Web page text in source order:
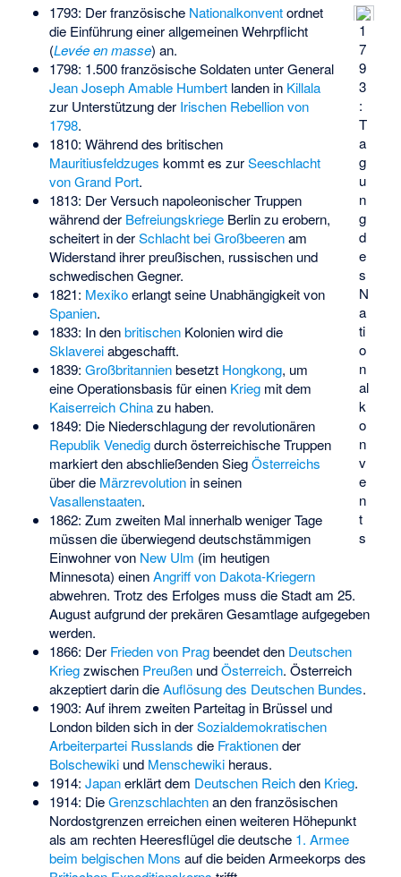
1
7
9
3
:
T
a
g
u
n
g
d
e
s
N
a
ti
o
n
al
k
o
n
v
e
n
t
s
1793: Der französische Nationalkonventordnet
die Einführung einer allgemeinen Wehrpflicht
(Levée en masse) an.
1798: 1.500 französische Soldaten unter General
Jean Joseph Amable Humbertlanden in Killala
zur Unterstützung der Irischen Rebellion von
1798.
1810: Während des britischen
Mauritiusfeldzuges kommt es zurSeeschlacht
von Grand Port.
1813: Der Versuch napoleonischer Truppen
während der BefreiungskriegeBerlin zu erobern,
scheitert in derSchlacht bei Großbeerenam
Widerstand ihrer preußischen, russischen und
schwedischen Gegner.
1821: Mexikoerlangt seine Unabhängigkeit von
Spanien.
1833: In denbritischenKolonien wird die
Sklavereiabgeschafft.
1839: Großbritannienbesetzt Hongkong, um
eine Operationsbasis für einen Kriegmit dem
Kaiserreich Chinazu haben.
1849: Die Niederschlagung der revolutionären
Republik Venedigdurch österreichische Truppen
markiert den abschließenden SiegÖsterreichs
über die Märzrevolutionin seinen
Vasallenstaaten.
1862: Zum zweiten Mal innerhalb weniger Tage
müssen die überwiegend deutschstämmigen
Einwohner von New Ulm (im heutigen
Minnesota) einenAngriff von Dakota-Kriegern
abwehren. Trotz des Erfolges muss die Stadt am 25.
August aufgrund der prekären Gesamtlage aufgegeben
werden.
1866: Der Frieden von Pragbeendet den Deutschen
Kriegzwischen PreußenundÖsterreich. Österreich
akzeptiert darin dieAuflösung des Deutschen Bundes.
1903: Auf ihrem zweiten Parteitag in Brüssel und
London bilden sich in derSozialdemokratischen
Arbeiterpartei Russlands die Fraktionender
Bolschewikiund Menschewikiheraus.
1914: Japanerklärt dem Deutschen Reichden Krieg.
1914: DieGrenzschlachtenan den französischen
Nordostgrenzen erreichen einen weiteren Höhepunkt
als am rechten Heeresflügel die deutsche 1. Armee
beim belgischen Mons auf die beiden Armeekorps des